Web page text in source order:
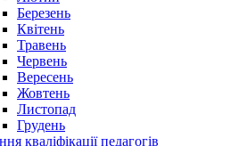
Березень
Квітень
Травень
Червень
Вересень
Жовтень
Листопад
Грудень
кваліфікації педагогів